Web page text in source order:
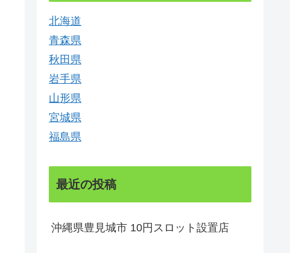
北海道
青森県
秋田県
岩手県
山形県
宮城県
福島県
最近の投稿
沖縄県豊見城市 10円スロット設置店